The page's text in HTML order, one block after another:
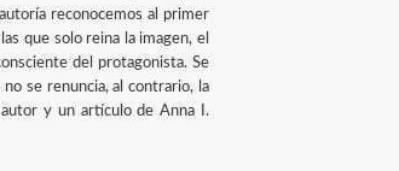
reconocemos al primer
que solo reina la imagen, el
del protagonista. Se
se renuncia, al contrario, la
y un artículo de Anna I.